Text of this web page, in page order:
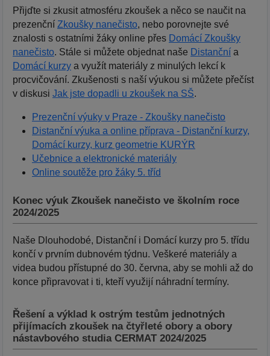
Přijďte si zkusit atmosféru zkoušek a něco se naučit na
prezenční Zkoušky nanečisto, nebo porovnejte své
znalosti s ostatními žáky online přes Domácí Zkoušky
nanečisto. Stále si můžete objednat naše Distanční a
Domácí kurzy a využít materiály z minulých lekcí k
procvičování. Zkušenosti s naší výukou si můžete přečíst
v diskusi Jak jste dopadli u zkoušek na SŠ.
Prezenční výuky v Praze - Zkoušky nanečisto
Distanční výuka a online příprava - Distanční kurzy,
Domácí kurzy, kurz geometrie KURÝR
Učebnice a elektronické materiály
Online soutěže pro žáky 5. tříd
Konec výuk Zkoušek nanečisto ve školním roce
2024/2025
Naše Dlouhodobé, Distanční i Domácí kurzy pro 5. třídu
končí v prvním dubnovém týdnu. Veškeré materiály a
videa budou přístupné do 30. června, aby se mohli až do
konce připravovat i ti, kteří využijí náhradní termíny.
Řešení a výklad k ostrým testům jednotných
přijímacích zkoušek na čtyřleté obory a obory
nástavbového studia CERMAT 2024/2025